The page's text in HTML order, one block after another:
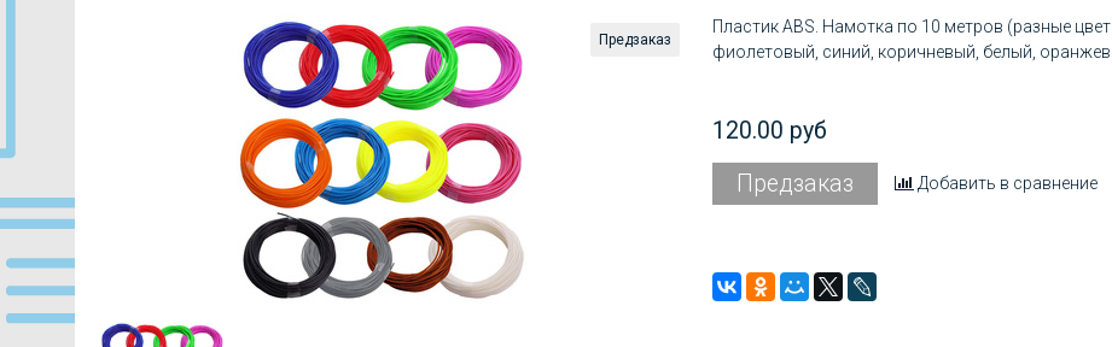
Предзаказ
Пластик ABS. Намотка по 10 метров (разные
фиолетовый, синий, коричневый, белый,
120.00 руб
Предзаказ
Добавить в сравнение